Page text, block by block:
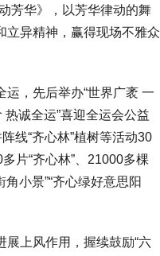
芳华》，以芳华律动的舞
立异精神，赢得现场不雅众
，先后举办“世界广袤 一
热诚全运”喜迎全运会公益
线“齐心林”植树等活动30
片“齐心林”、21000多棵
角小景”“齐心绿好意思阳
展上风作用，握续鼓励“六